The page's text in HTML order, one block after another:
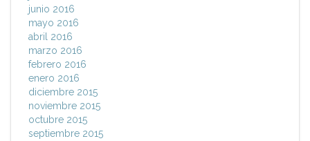
junio 2016
mayo 2016
abril 2016
marzo 2016
febrero 2016
enero 2016
diciembre 2015
noviembre 2015
octubre 2015
septiembre 2015